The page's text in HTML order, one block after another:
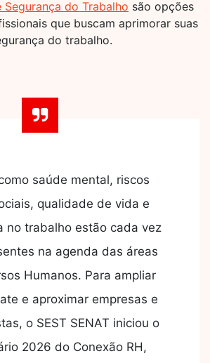
Segurança do Trabalho são opções
que buscam aprimorar suas
do trabalho.
saúde mental, riscos
qualidade de vida e
no trabalho estão cada vez
na agenda das áreas
Humanos. Para ampliar
e aproximar empresas e
o SEST SENAT iniciou o
2026 do Conexão RH,